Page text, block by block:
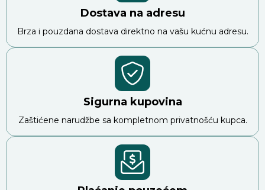
Dostava na adresu
Brza i pouzdana dostava direktno na vašu kućnu adresu.
Sigurna kupovina
Zaštićene narudžbe sa kompletnom privatnošću kupca.